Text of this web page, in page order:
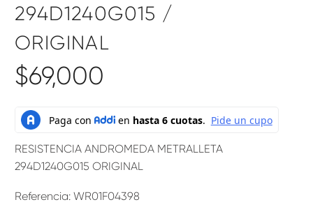
294D1240G015 /
ORIGINAL
$69,000
RESISTENCIA ANDROMEDA METRALLETA
294D1240G015 ORIGINAL
Referencia: WR01F04398